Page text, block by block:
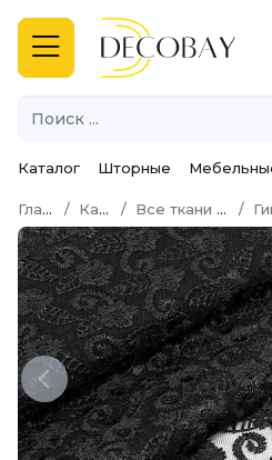
Каталог Шторные
Главная Каталог Все ткани для шитья
Previous